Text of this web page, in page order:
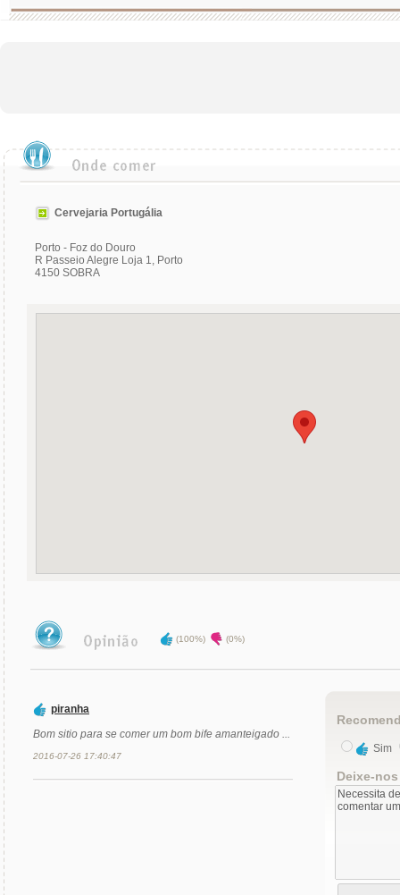
Cervejaria Portugália
Porto - Foz do Douro
R Passeio Alegre Loja 1, Porto
4150 SOBRA
(100%) (0%)
piranha
Bom sitio para se comer um bom bife amanteigado ...
2016-07-26 17:40:47
Sim
Deixe-